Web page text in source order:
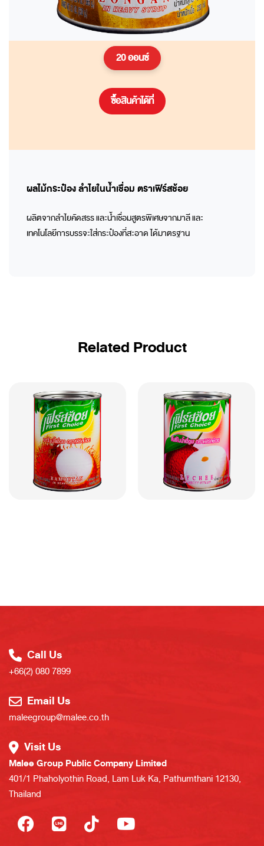
20 ออนซ์
ซื้อสินค้าได้ที่
ผลไม้กระป๋อง ลำไยในน้ำเชื่อม ตราเฟิร์สช้อย
ผลิตจากลำไยคัดสรร และน้ำเชื่อมสูตรพิเศษจากมาลี และ
เทคโนโลยีการบรรจะใส่กระป๋องที่สะอาด ได้มาตรฐาน
Related Product
Call Us
+66(2) 080 7899
Email Us
maleegroup@malee.co.th
Visit Us
Malee Group Public Company Limited
401/1 Phaholyothin Road, Lam Luk Ka, Pathumthani 12130,
Thailand